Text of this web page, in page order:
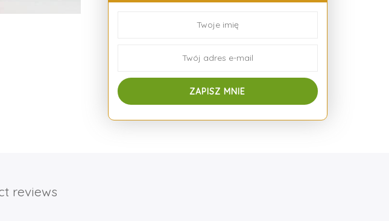
reviews